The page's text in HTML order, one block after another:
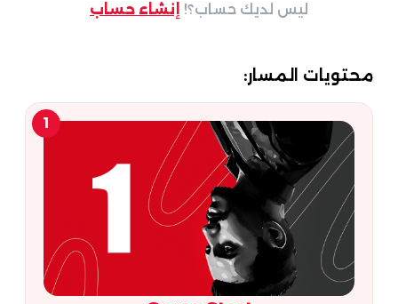
ليس لديك حساب؟! إنشاء حساب
محتويات المسار:
1